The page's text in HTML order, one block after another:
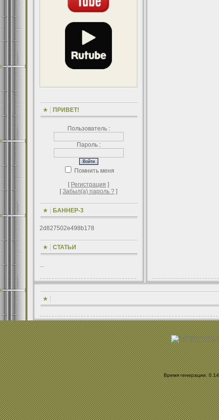
ПРИВЕТ!
Пользователь :
Пароль :
Помнить меня
[ Регистрация ]
[Забыл(а) пароль ? ]
БАННЕР-3
2d827502e498b178
СТАТЬИ
...
Время генерации: